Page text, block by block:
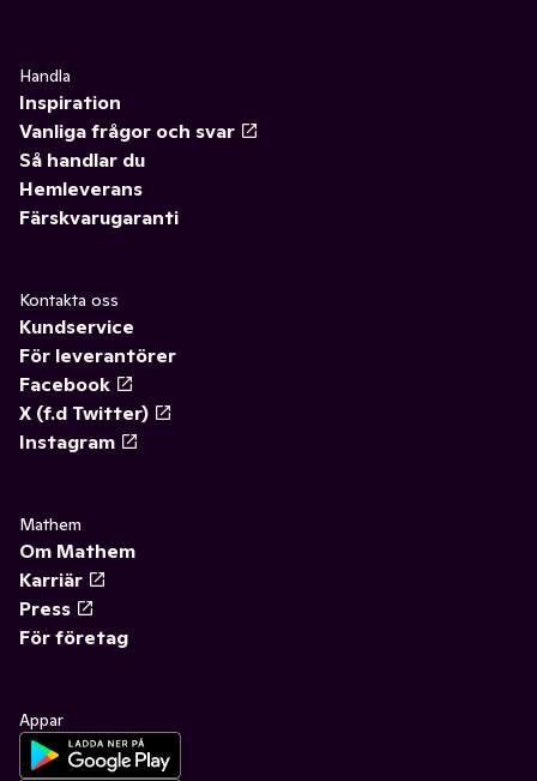
Handla
Inspiration
Vanliga frågor och svar
Så handlar du
Hemleverans
Färskvarugaranti
Kontakta oss
Kundservice
För leverantörer
Facebook
X (f.d Twitter)
Instagram
Mathem
Om Mathem
Karriär
Press
För företag
Appar